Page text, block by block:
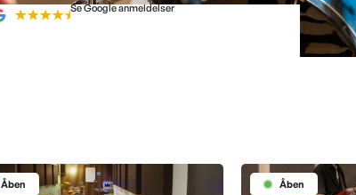
Se Google anmeldelser
Åben Åben